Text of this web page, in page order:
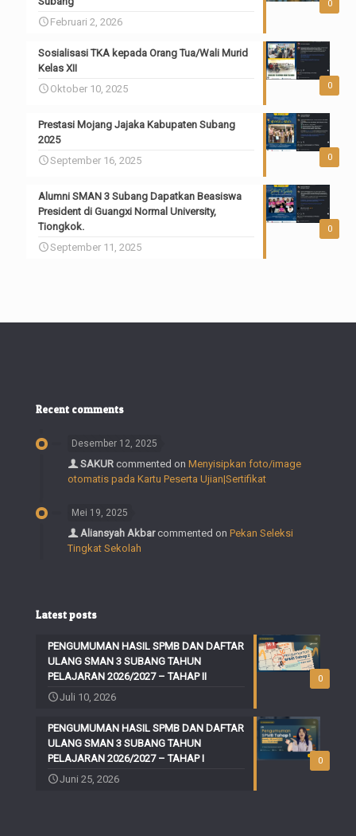
0
Februari 2, 2026
0
Sosialisasi TKA kepada Orang Tua/Wali Murid
Kelas XII
Oktober 10, 2025
0
Prestasi Mojang Jajaka Kabupaten Subang
2025
September 16, 2025
0
Alumni SMAN 3 Subang Dapatkan Beasiswa
President di Guangxi Normal University,
Tiongkok.
September 11, 2025
Recent comments
Desember 12, 2025
SAKUR commented on Menyisipkan foto/image
otomatis pada Kartu Peserta Ujian|Sertifikat
Mei 19, 2025
Aliansyah Akbarcommented on Pekan Seleksi
Tingkat Sekolah
Latest posts
0
PENGUMUMAN HASIL SPMB DAN DAFTAR
ULANG SMAN 3 SUBANG TAHUN
PELAJARAN 2026/2027 – TAHAP II
Juli 10, 2026
0
PENGUMUMAN HASIL SPMB DAN DAFTAR
ULANG SMAN 3 SUBANG TAHUN
PELAJARAN 2026/2027 – TAHAP I
Juni 25, 2026